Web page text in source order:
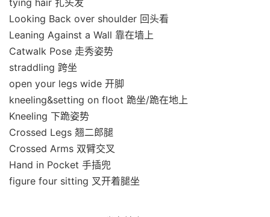
tying hair 扎头发
Looking Back over shoulder 回头看
Leaning Against a Wall 靠在墙上
Catwalk Pose 走秀姿势
straddling 跨坐
open your legs wide 开脚
kneeling&setting on floot 跪坐/跪在地上
Kneeling 下跪姿势
Crossed Legs 翘二郎腿
Crossed Arms 双臂交叉
Hand in Pocket 手插兜
figure four sitting 叉开着腿坐